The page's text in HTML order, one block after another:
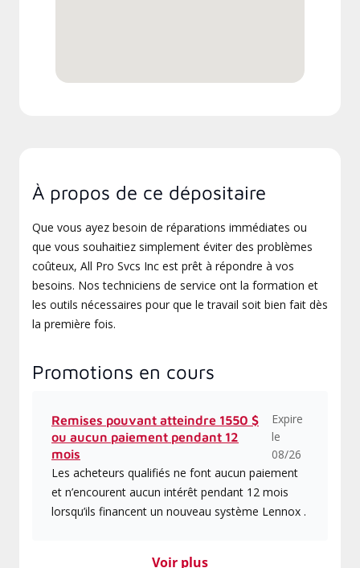
À propos de ce dépositaire
Que vous ayez besoin de réparations immédiates ou
que vous souhaitiez simplement éviter des problèmes
coûteux, All Pro Svcs Inc est prêt à répondre à vos
besoins. Nos techniciens de service ont la formation et
les outils nécessaires pour que le travail soit bien fait dès
la première fois.
Promotions en cours
Remises pouvant atteindre 1550 $
ou aucun paiement pendant 12
mois
Expire
le
08/26
Les acheteurs qualifiés ne font aucun paiement
et n’encourent aucun intérêt pendant 12 mois
lorsqu’ils financent un nouveau système Lennox .
Voir plus